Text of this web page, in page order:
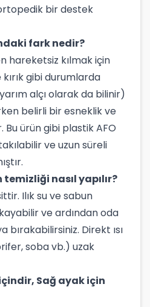
bir destek
fark nedir?
hareketsiz kılmak için
gibi durumlarda
alçı olarak da bilinir)
belirli bir esneklik ve
Bu ürün gibi plastik AFO
ve uzun süreli
nasıl yapılır?
Ilık su ve sabun
ve ardından oda
bırakabilirsiniz. Direkt ısı
soba vb.) uzak
Sağ ayak için